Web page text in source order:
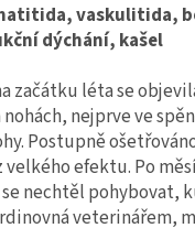
vaskulitida,
dýchání, kašel
začátku léta se
nejprve ve
Postupně
efektu. Po
nechtěl pohybovat,
veterinářem,